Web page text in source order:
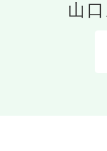
山